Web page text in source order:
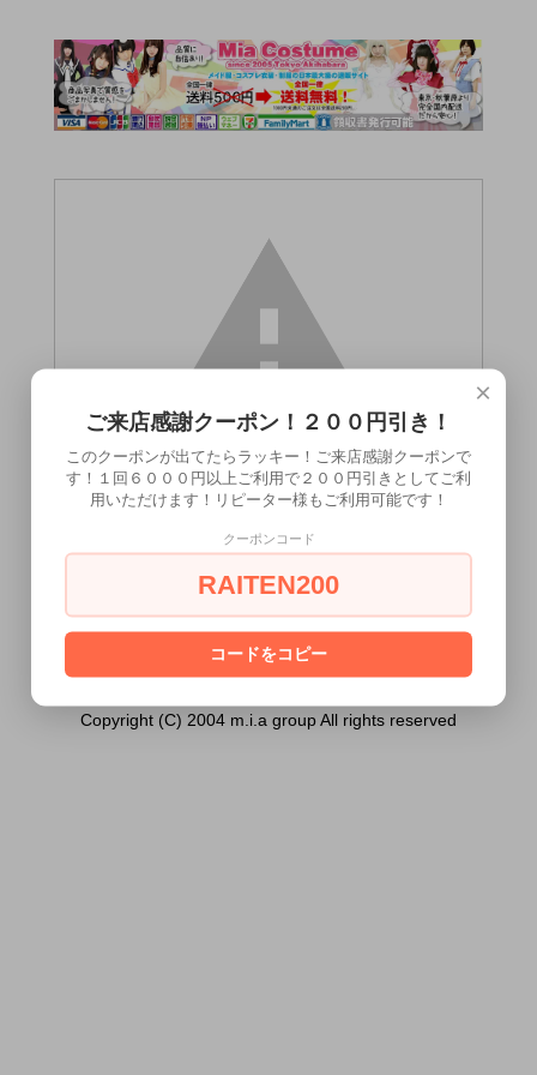
ク）は18歳未満の方には販売できません。
あなたは18歳以上ですか？
[ はい ] [ いいえ ]
Copyright (C) 2004 m.i.a group All rights reserved
×
ご来店感謝クーポン！２００円引き！
このクーポンが出てたらラッキー！ご来店感謝クーポンで
す！１回６０００円以上ご利用で２００円引きとしてご利
用いただけます！リピーター様もご利用可能です！
クーポンコード
RAITEN200
コードをコピー